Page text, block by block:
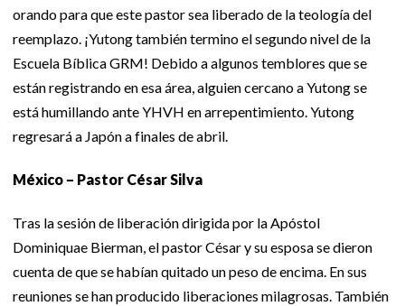
orando para que este pastor sea liberado de la teología del
reemplazo. ¡Yutong también termino el segundo nivel de la
Escuela Bíblica GRM! Debido a algunos temblores que se
están registrando en esa área, alguien cercano a Yutong se
está humillando ante YHVH en arrepentimiento. Yutong
regresará a Japón a finales de abril.
México – Pastor César Silva
Tras la sesión de liberación dirigida por la Apóstol
Dominiquae Bierman, el pastor César y su esposa se dieron
cuenta de que se habían quitado un peso de encima. En sus
reuniones se han producido liberaciones milagrosas. También